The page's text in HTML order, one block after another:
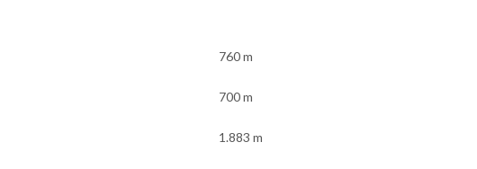
760 m
700 m
1.883 m